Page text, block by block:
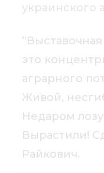
украинского
это
аграрного
Живой,
Недаром
Вырастили!
Райкович.